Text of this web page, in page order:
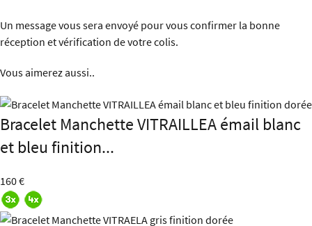
Un message vous sera envoyé pour vous confirmer la bonne
réception et vérification de votre colis.
Vous aimerez aussi..
Bracelet Manchette VITRAILLEA émail blanc
et bleu finition...
160 €